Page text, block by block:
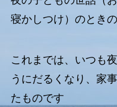
寝かしつけ）のとき
これまでは、いつも
うにだるくなり、家
たものです